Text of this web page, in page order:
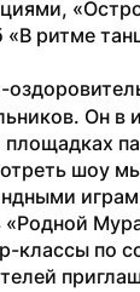
ритме
Он в
шоу
классы по